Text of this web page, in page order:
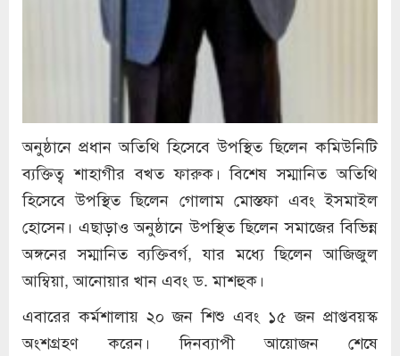
অনুষ্ঠানে প্রধান অতিথি হিসেবে উপস্থিত ছিলেন কমিউনিটি
ব্যক্তিত্ব শাহাগীর বখত ফারুক। বিশেষ সম্মানিত অতিথি
হিসেবে উপস্থিত ছিলেন গোলাম মোস্তফা এবং ইসমাইল
হোসেন। এছাড়াও অনুষ্ঠানে উপস্থিত ছিলেন সমাজের বিভিন্ন
অঙ্গনের সম্মানিত ব্যক্তিবর্গ, যার মধ্যে ছিলেন আজিজুল
আম্বিয়া, আনোয়ার খান এবং ড. মাশহুক।
এবারের কর্মশালায় ২০ জন শিশু এবং ১৫ জন প্রাপ্তবয়স্ক
অংশগ্রহণ করেন। দিনব্যাপী আয়োজন শেষে